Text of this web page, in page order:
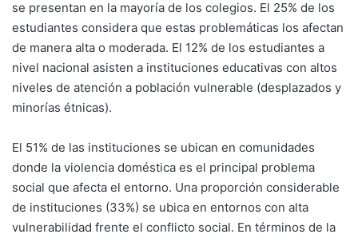
se presentan en la mayoría de los colegios. El 25% de los
estudiantes considera que estas problemáticas los afectan
de manera alta o moderada. El 12% de los estudiantes a
nivel nacional asisten a instituciones educativas con altos
niveles de atención a población vulnerable (desplazados y
minorías étnicas).
El 51% de las instituciones se ubican en comunidades
donde la violencia doméstica es el principal problema
social que afecta el entorno. Una proporción considerable
de instituciones (33%) se ubica en entornos con alta
vulnerabilidad frente el conflicto social. En términos de la